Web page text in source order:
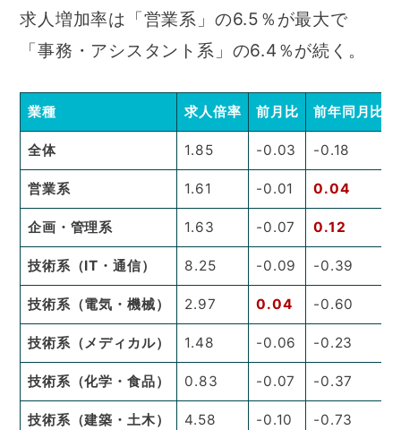
求人増加率は「営業系」の6.5％が最大で
「事務・アシスタント系」の6.4％が続く。
業種 求人倍率 前月比 前年同月比
全体 1.85 -0.03 -0.18
営業系 1.61 -0.01 0.04
企画・管理系 1.63 -0.07 0.12
技術系（IT・通信） 8.25 -0.09 -0.39
技術系（電気・機械） 2.97 0.04 -0.60
技術系（メディカル） 1.48 -0.06 -0.23
技術系（化学・食品） 0.83 -0.07 -0.37
技術系（建築・土木） 4.58 -0.10 -0.73